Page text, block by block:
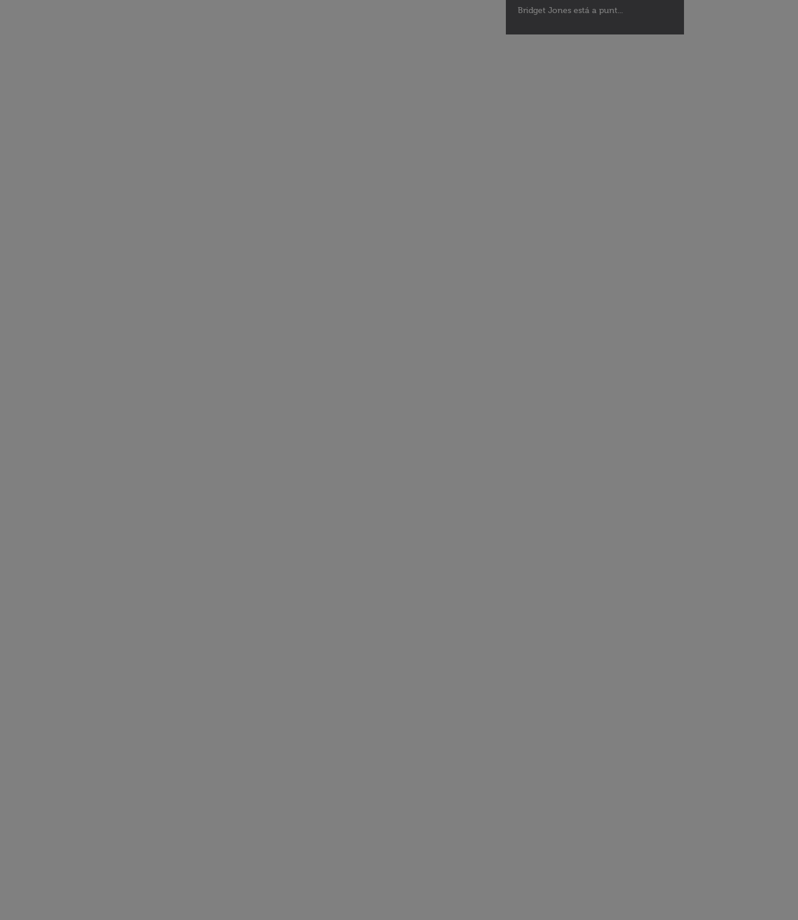
Bridget Jones está a punt...